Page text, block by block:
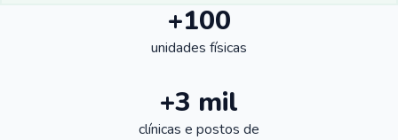
+100
unidades físicas
+3 mil
clínicas e postos de